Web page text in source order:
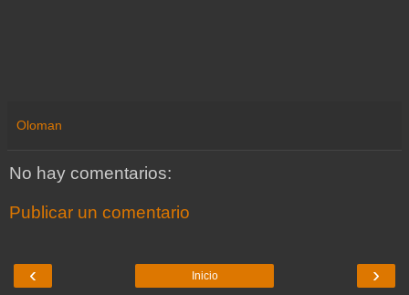
Oloman
No hay comentarios:
Publicar un comentario
‹ ›
Inicio